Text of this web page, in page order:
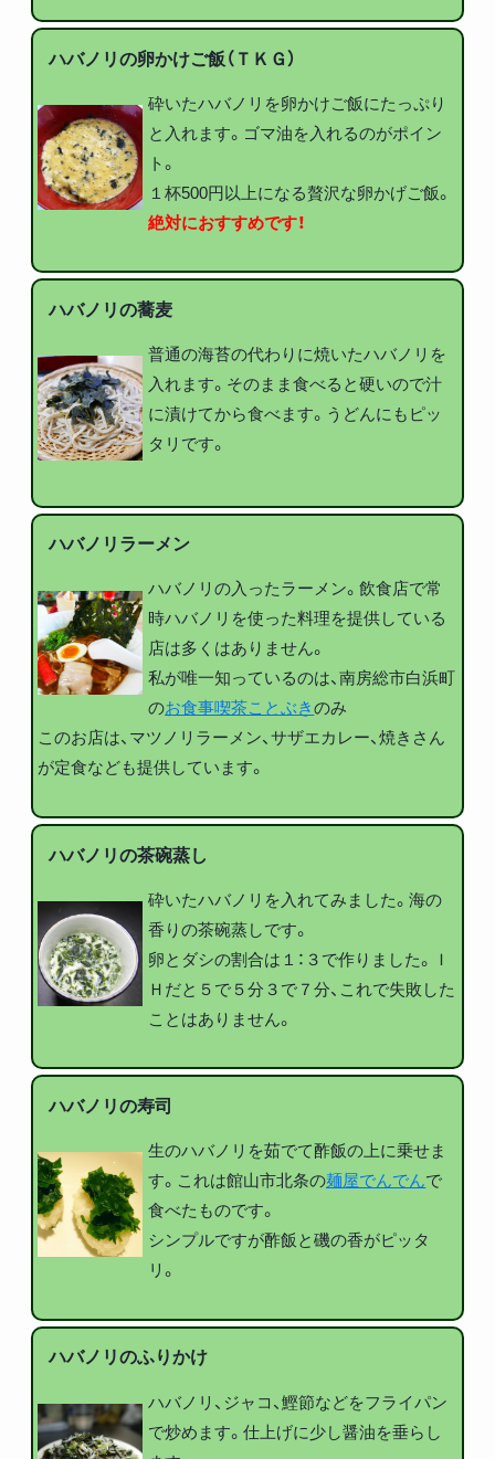
ハバノリの卵かけご飯（ＴＫＧ）
砕いたハバノリを卵かけご飯にたっぷり
と入れます。ゴマ油を入れるのがポイン
ト。
１杯500円以上になる贅沢な卵かげご飯。
絶対におすすめです！
ハバノリの蕎麦
普通の海苔の代わりに焼いたハバノリを
入れます。そのまま食べると硬いので汁
に漬けてから食べます。うどんにもピッ
タリです。
ハバノリラーメン
ハバノリの入ったラーメン。飲食店で常
時ハバノリを使った料理を提供している
店は多くはありません。
私が唯一知っているのは、南房総市白浜町
のお食事喫茶ことぶきのみ
このお店は、マツノリラーメン、サザエカレー、焼きさん
が定食なども提供しています。
ハバノリの茶碗蒸し
砕いたハバノリを入れてみました。海の
香りの茶碗蒸しです。
卵とダシの割合は１：３で作りました。Ｉ
Ｈだと５で５分３で７分、これで失敗した
ことはありません。
ハバノリの寿司
生のハバノリを茹でて酢飯の上に乗せま
す。これは館山市北条の麺屋でんでんで
食べたものです。
シンプルですが酢飯と磯の香がピッタ
リ。
ハバノリのふりかけ
ハバノリ、ジャコ、鰹節などをフライパン
で炒めます。仕上げに少し醤油を垂らし